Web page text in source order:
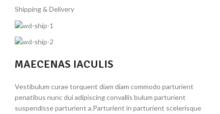
Shipping & Delivery
MAECENAS IACULIS
Vestibulum curae torquent diam diam commodo parturient
penatibus nunc dui adipiscing convallis bulum parturient
suspendisse parturient a.Parturient in parturient scelerisque